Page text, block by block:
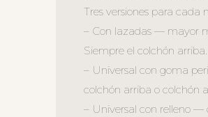
Tres versiones para cada
– Con lazadas — mayor
Siempre el colchón arriba.
– Universal con goma
colchón arriba o colchón
– Universal con relleno —